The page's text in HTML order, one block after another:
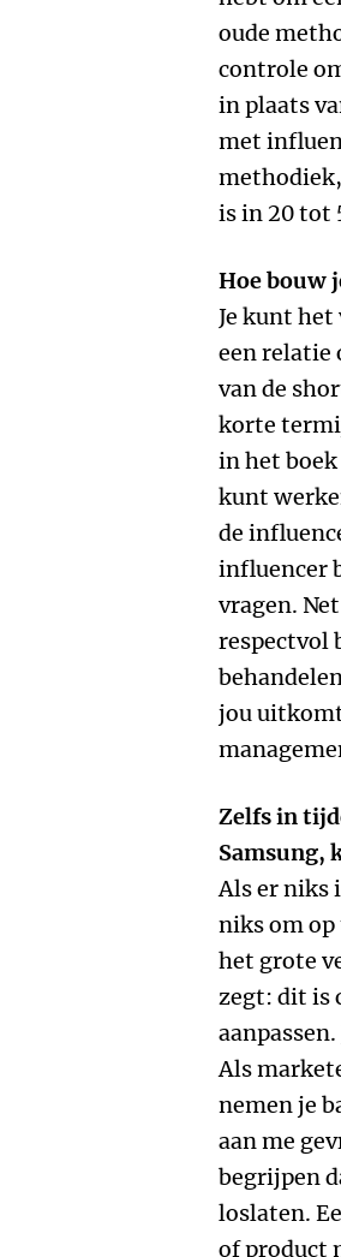
oude
controle
in plaats
met
is in 20 tot
Hoe bouw
Je kunt
een relatie
van de
korte
in het
kunt
de
influencer
vragen.
respectvol
jou
Zelfs in
Samsung,
Als er niks
niks om op
het grote
zegt: dit is
Als
nemen je
aan me
begrijpen
loslaten.
of product